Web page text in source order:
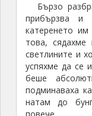
Бързо
прибързва
катеренето
това,
светлините и
успяхме да се
беше
подминаваха
натам до